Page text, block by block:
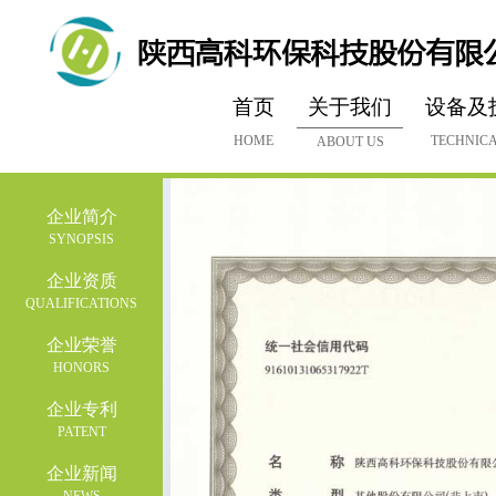
首页
HOME
关于我们
ABOUT US
设备及
企业简介
SYNOPSIS
企业资质
QUALIFICATIONS
企业荣誉
HONORS
企业专利
PATENT
企业新闻